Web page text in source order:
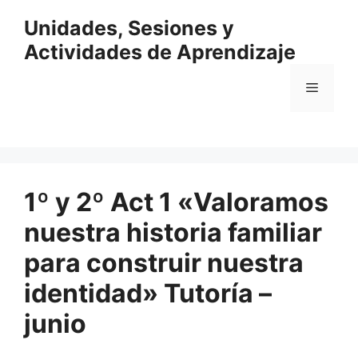
contenido
Unidades, Sesiones y
Actividades de Aprendizaje
Menú
1º y 2º Act 1 «Valoramos
nuestra historia familiar
para construir nuestra
identidad» Tutoría –
junio